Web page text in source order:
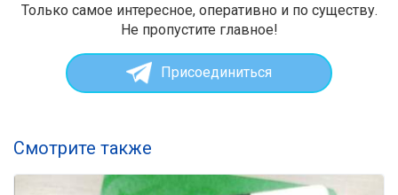
Только самое интересное, оперативно и по существу.
Не пропустите главное!
Присоединиться
Смотрите также